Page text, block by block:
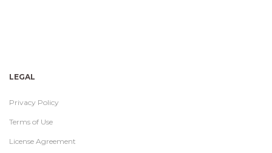
LEGAL
Privacy Policy
Terms of Use
License Agreement